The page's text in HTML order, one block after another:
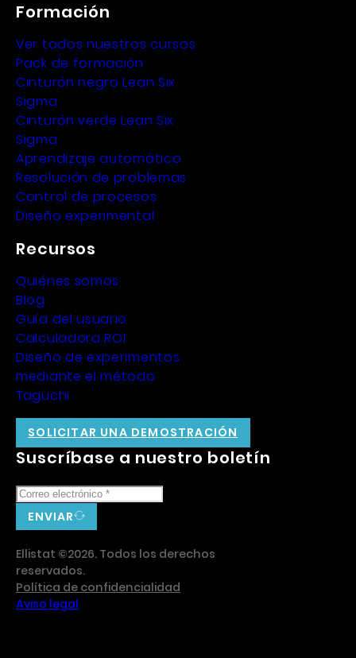
Formación
Ver todos nuestros cursos
Pack de formación
Cinturón negro Lean Six
Sigma
Cinturón verde Lean Six
Sigma
Aprendizaje automático
Resolución de problemas
Control de procesos
Diseño experimental
Recursos
Quiénes somos
Blog
Guía del usuario
Calculadora ROI
Diseño de experimentos
mediante el método
Taguchi
Suscríbase a nuestro boletín
ENVIAR
SOLICITAR UNA DEMOSTRACIÓN
Ellistat ©2026. Todos los derechos
reservados.
Política de confidencialidad
Aviso legal